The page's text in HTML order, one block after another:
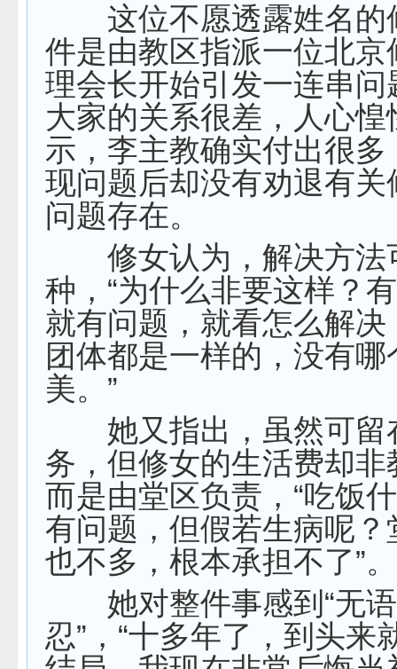
这位不愿透露姓名的
件是由教区指派一位北京
理会长开始引发一连串问
大家的关系很差，人心惶
示，李主教确实付出很多
现问题后却没有劝退有关
问题存在。
修女认为，解决方法
种，“为什么非要这样？
就有问题，就看怎么解决
团体都是一样的，没有
美。”
她又指出，虽然可留
务，但修女的生活费却非
而是由堂区负责，“吃饭
有问题，但假若生病呢？
也不多，根本承担不了”。
她对整件事感到“无
忍”，“十多年了，到头来